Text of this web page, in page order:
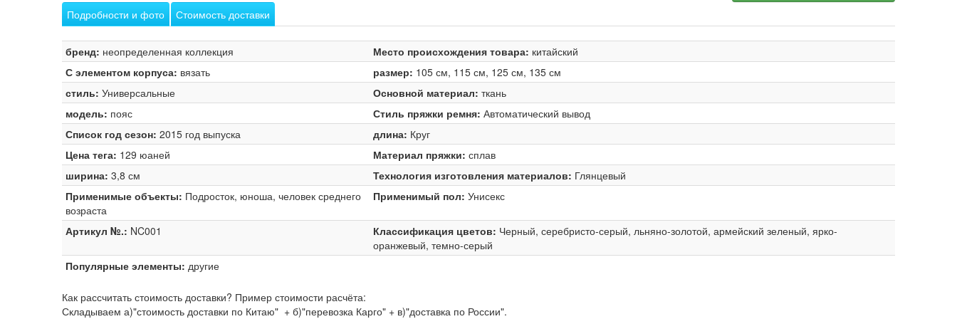
Подробности и фото
Стоимость доставки
бренд: неопределенная коллекция Место происхождения товара: китайский
С элементом корпуса: вязать размер: 105 см, 115 см, 125 см, 135 см
стиль: Универсальные Основной материал: ткань
модель: пояс Стиль пряжки ремня: Автоматический вывод
Список год сезон: 2015 год выпуска длина: Круг
Цена тега: 129 юаней Материал пряжки: сплав
ширина: 3,8 см Технология изготовления материалов: Глянцевый
Применимые объекты: Подросток, юноша, человек среднего
возраста
Применимый пол: Унисекс
Артикул №.: NC001 Классификация цветов: Черный, серебристо-серый, льняно-золотой, армейский зеленый, ярко-
оранжевый, темно-серый
Популярные элементы: другие
Как рассчитать стоимость доставки? Пример стоимости расчёта:
Складываем а)"стоимость доставки по Китаю" + б)"перевозка Карго" + в)"доставка по России".